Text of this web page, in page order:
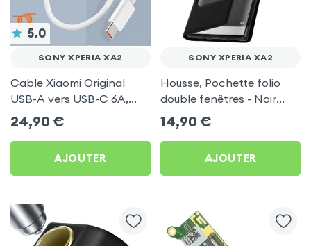
5.0
SONY XPERIA XA2
Cable Xiaomi Original
USB-A vers USB-C 6A,
Charge Rapide et
Synchronisation - Blanc
pour Sony Xperia XA2
24,90 €
AJOUTER
SONY XPERIA XA2
Housse, Pochette folio
double fenêtres - Noir
pour Sony Xperia XA2
14,90 €
AJOUTER